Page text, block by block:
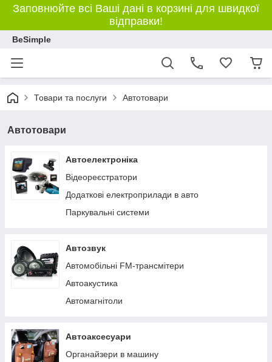
Заповнюйте всі Ваші дані в корзині для швидкої
відправки!
BeSimple
Товари та послуги Автотовари
Автотовари
Автоелектроніка
Відеореєстратори
Додаткові електроприлади в авто
Паркувальні системи
Автозвук
Автомобільні FM-трансмітери
Автоакустика
Автомагнітоли
Автоаксесуари
Органайзери в машину